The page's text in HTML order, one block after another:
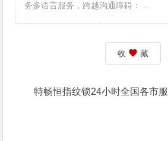
务多语言服务，跨越沟通障碍：…
收 藏
特畅恒指纹锁24小时全国各市